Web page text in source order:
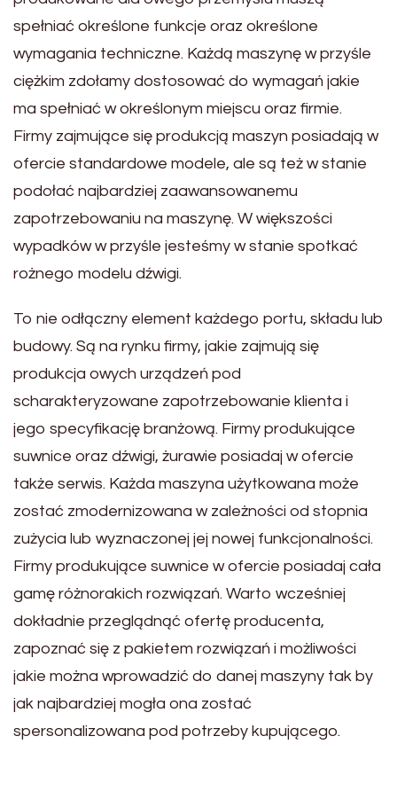
spełniać określone funkcje oraz określone
wymagania techniczne. Każdą maszynę w przyśle
ciężkim zdołamy dostosować do wymagań jakie
ma spełniać w określonym miejscu oraz firmie.
Firmy zajmujące się produkcją maszyn posiadają w
ofercie standardowe modele, ale są też w stanie
podołać najbardziej zaawansowanemu
zapotrzebowaniu na maszynę. W większości
wypadków w przyśle jesteśmy w stanie spotkać
rożnego modelu dźwigi.
To nie odłączny element każdego portu, składu lub
budowy. Są na rynku firmy, jakie zajmują się
produkcja owych urządzeń pod
scharakteryzowane zapotrzebowanie klienta i
jego specyfikację branżową. Firmy produkujące
suwnice oraz dźwigi, żurawie posiadaj w ofercie
także serwis. Każda maszyna użytkowana może
zostać zmodernizowana w zależności od stopnia
zużycia lub wyznaczonej jej nowej funkcjonalności.
Firmy produkujące suwnice w ofercie posiadaj cała
gamę różnorakich rozwiązań. Warto wcześniej
dokładnie przeglądnąć ofertę producenta,
zapoznać się z pakietem rozwiązań i możliwości
jakie można wprowadzić do danej maszyny tak by
jak najbardziej mogła ona zostać
spersonalizowana pod potrzeby kupującego.